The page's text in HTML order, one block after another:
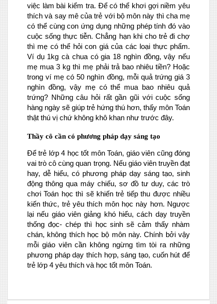
việc làm bài kiểm tra. Để có thể khơi gợi niềm yêu
thích và say mê của trẻ với bộ môn này thì cha mẹ
có thể cùng con ứng dụng những phép tính đó vào
cuộc sống thực tiễn. Chẳng hạn khi cho trẻ đi chợ
thì mẹ có thể hỏi con giá của các loại thực phẩm.
Ví dụ 1kg cà chua có gia 18 nghìn đồng, vậy nếu
mẹ mua 3 kg thì mẹ phải trả bao nhiêu tiền? Hoặc
trong ví mẹ có 50 nghìn đồng, mỗi quả trứng giá 3
nghìn đồng, vậy mẹ có thể mua bao nhiêu quả
trứng? Những câu hỏi rất gần gũi với cuộc sống
hàng ngày sẽ giúp trẻ hứng thú hơn, thấy môn Toán
thật thú vị chứ không khô khan như trước đây.
Thầy cô cần có phương pháp dạy sáng tạo
Để trẻ lớp 4 học tốt môn Toán, giáo viên cũng đóng
vai trò cô cùng quan trọng. Nếu giáo viên truyền đạt
hay, dễ hiểu, có phương pháp dạy sáng tạo, sinh
động thông qua máy chiếu, sơ đồ tư duy, các trò
chơi Toán học thì sẽ khiến trẻ tiếp thu được nhiều
kiến thức, trẻ yêu thích môn học này hơn. Ngược
lại nếu giáo viên giảng khó hiểu, cách dạy truyền
thống đọc- chép thì học sinh sẽ cảm thấy nhàm
chán, không thích học bộ môn này. Chính bởi vậy
mỗi giáo viên cần không ngừng tìm tòi ra những
phương pháp dạy thích hợp, sáng tạo, cuốn hút để
trẻ lớp 4 yêu thích và học tốt môn Toán.